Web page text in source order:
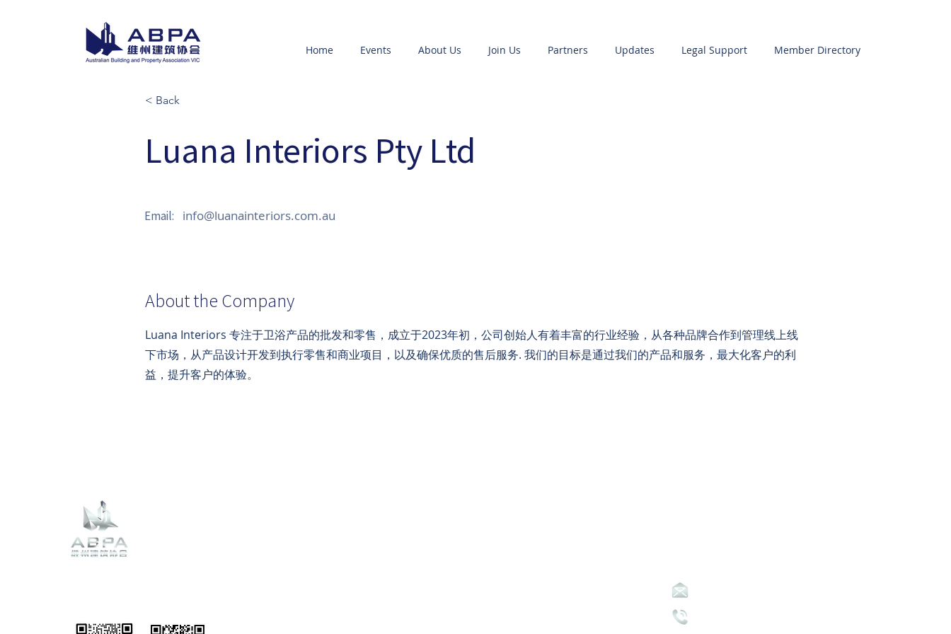
Home Events About Us Join Us Partners Updates Legal Support Member Directory
< Back
Luana Interiors Pty Ltd
Email: info@luanainteriors.com.au
About the Company
Luana Interiors 专注于卫浴产品的批发和零售，成立于2023年初，公司创始人有着丰富的行业经验，从各种品牌合作到管理线上线
下市场，从产品设计开发到执行零售和商业项目，以及确保优质的售后服务. 我们的目标是通过我们的产品和服务，最大化客户的利
益，提升客户的体验。